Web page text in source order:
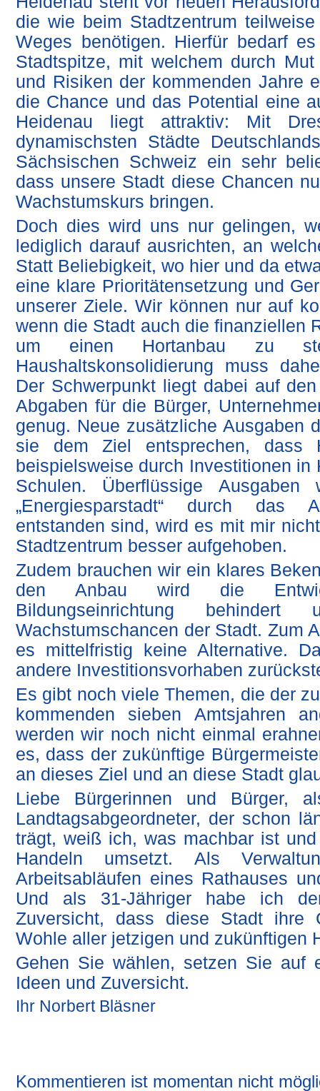
die wie beim Stadtzentrum
Weges benötigen. Hierfür bedarf
Stadtspitze, mit welchem durch
und Risiken der kommenden Jahre
die Chance und das Potential eine
Heidenau liegt attraktiv: Mit
dynamischsten Städte
Sächsischen Schweiz ein sehr
dass unsere Stadt diese Chancen
Wachstumskurs bringen.
Doch dies wird uns nur gelingen,
lediglich darauf ausrichten, an
Statt Beliebigkeit, wo hier und da
eine klare Prioritätensetzung und
unserer Ziele. Wir können nur auf
wenn die Stadt auch die finanziellen
um einen Hortanbau zu
Haushaltskonsolidierung muss
Der Schwerpunkt liegt dabei auf
Abgaben für die Bürger,
genug. Neue zusätzliche Ausgaben
sie dem Ziel entsprechen, dass
beispielsweise durch Investitionen
Schulen. Überflüssige
„Energiesparstadt“ durch das
entstanden sind, wird es mit mir
Stadtzentrum besser aufgehoben.
Zudem brauchen wir ein klares
den Anbau wird die
Bildungseinrichtung
Wachstumschancen der Stadt. Zum
es mittelfristig keine Alternative.
andere Investitionsvorhaben
Es gibt noch viele Themen, die der
kommenden sieben Amtsjahren
werden wir noch nicht einmal
es, dass der zukünftige
an dieses Ziel und an diese Stadt
Liebe Bürgerinnen und Bürger,
Landtagsabgeordneter, der schon
trägt, weiß ich, was machbar ist
Handeln umsetzt. Als
Arbeitsabläufen eines Rathauses
Und als 31-Jähriger habe ich
Zuversicht, dass diese Stadt ihre
Wohle aller jetzigen und zukünftigen
Gehen Sie wählen, setzen Sie auf
Ideen und Zuversicht.
Ihr Norbert Bläsner
Kommentieren ist momentan nicht